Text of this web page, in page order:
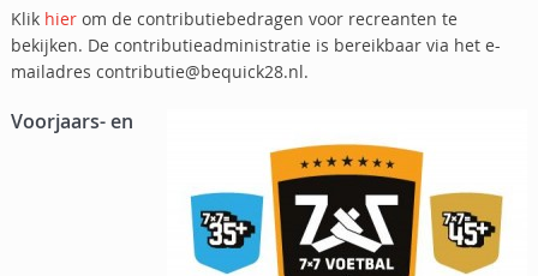
Klik hierom de contributiebedragen voor recreanten te
bekijken. De contributieadministratie is bereikbaar via het e-
mailadres contributie@bequick28.nl.
Voorjaars- en